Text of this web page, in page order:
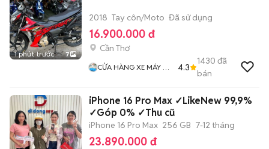
1 phút trước 7
2018 Tay côn/Moto Đã sử dụng
16.900.000 đ
Cần Thơ
CỬA HÀNG XE MÁY VŨ
4.3
1430 đã
bán
iPhone 16 Pro Max ✓LikeNew 99,9%
✓Góp 0% ✓Thu cũ
iPhone 16 Pro Max 256 GB 7-12 tháng
23.890.000 đ